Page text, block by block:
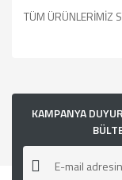
TÜM ÜRÜNLERİMİZ
kullanarak
Görüş ve
Ürün resmi
Ürün
KAMPANYA